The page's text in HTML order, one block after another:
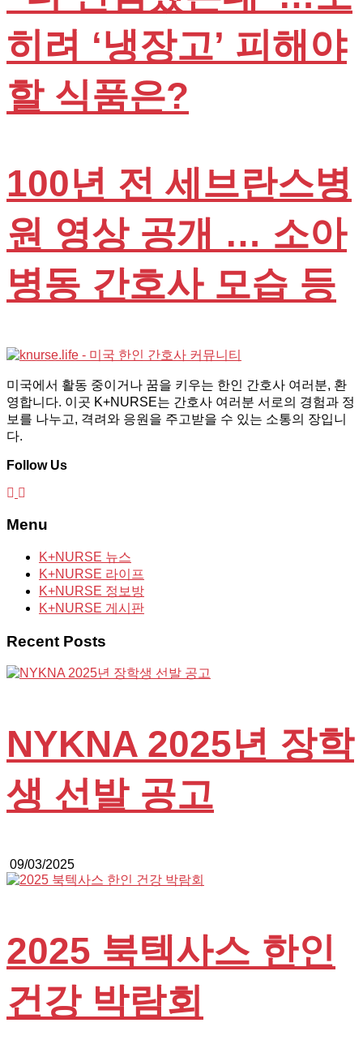
히려 ‘냉장고’ 피해야
할 식품은?
100년 전 세브란스병
원 영상 공개 … 소아
병동 간호사 모습 등
미국에서 활동 중이거나 꿈을 키우는 한인 간호사 여러분, 환
영합니다. 이곳 K+NURSE는 간호사 여러분 서로의 경험과 정
보를 나누고, 격려와 응원을 주고받을 수 있는 소통의 장입니
다.
Follow Us
Menu
K+NURSE 뉴스
K+NURSE 라이프
K+NURSE 정보방
K+NURSE 게시판
Recent Posts
NYKNA 2025년 장학
생 선발 공고
09/03/2025
2025 북텍사스 한인
건강 박람회